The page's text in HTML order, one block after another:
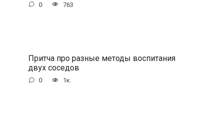
0 763
Притча про разные методы воспитания
двух соседов
0 1к.